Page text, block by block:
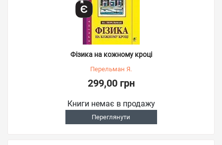
Фізика на кожному кроці
Перельман Я.
299,00 грн
Книги немає в продажу
Переглянути